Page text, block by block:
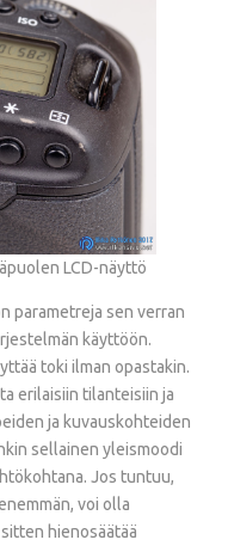
LCD-näyttö
parametreja sen verran
käyttöön.
toki ilman opastakin.
erilaisiin tilanteisiin ja
ja kuvauskohteiden
sellainen yleismoodi
Jos tuntuu,
voi olla
hienosäätää